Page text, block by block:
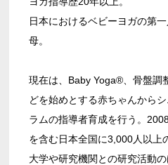
日本におけるベビーヨガの第
母。
現在は、Baby Yoga®、骨盤調
どを始めとする赤ちゃんから
ラムの指導者育成を行う。
を含む日本全国に3,000人以上
大学や研究機関との研究活動